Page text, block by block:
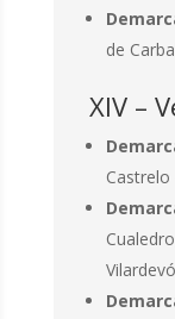
de
XIV –
Castrelo